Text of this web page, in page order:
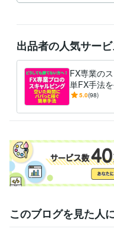
出品者の人気サー
FX専業の
単FX手法
しても勝
5.0(98)
このブログを見た人